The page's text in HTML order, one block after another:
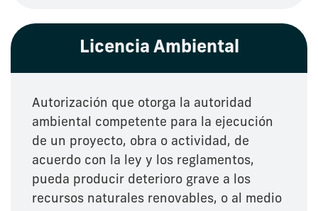
Licencia Ambiental
Autorización que otorga la autoridad
ambiental competente para la ejecución
de un proyecto, obra o actividad, de
acuerdo con la ley y los reglamentos,
pueda producir deterioro grave a los
recursos naturales renovables, o al medio